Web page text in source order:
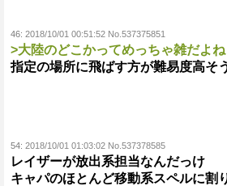
46: 2018/10/01 00:51:52 No.537375851
>大陸のどこかってめっちゃ雑だよね
指定の場所に飛ばす方が難易度高そ
54: 2018/10/01 01:03:02 No.537378585
レイザーが放出系担当なんだっけ
キャパのほとんど移動系スペルに割